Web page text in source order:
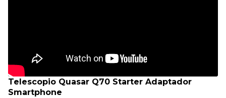
Telescopio Quasar Q70 Starter Adaptador
Smartphone